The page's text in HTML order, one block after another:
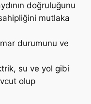
doğruluğunu
mutlaka
durumunu ve
su ve yol gibi
olup